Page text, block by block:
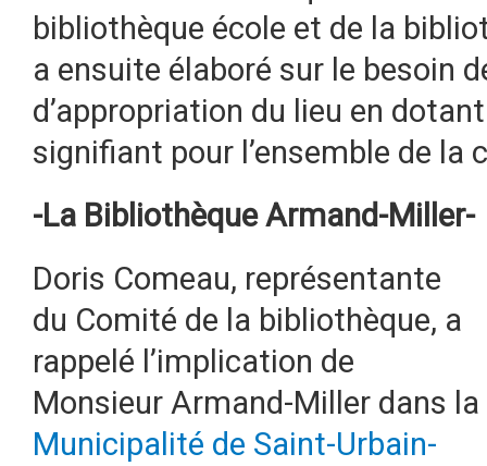
bibliothèque école et de la
a ensuite élaboré sur le besoin
d’appropriation du lieu en
signifiant pour l’ensemble de la
-La Bibliothèque Armand-Miller-
Doris Comeau, représentante
du Comité de la bibliothèque, a
rappelé l’implication de
Monsieur Armand-Miller dans la
Municipalité de Saint-Urbain-